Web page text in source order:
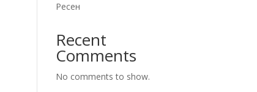
Ресен
Recent
Comments
No comments to show.